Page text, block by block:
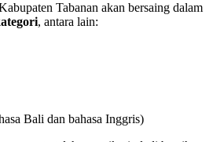
Tabanan akan bersaing dalam
, antara lain:
Bali dan bahasa Inggris)